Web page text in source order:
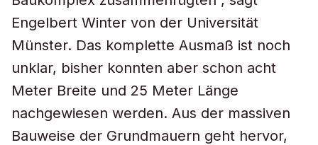
Engelbert Winter von der Universität
Münster. Das komplette Ausmaß ist noch
unklar, bisher konnten aber schon acht
Meter Breite und 25 Meter Länge
nachgewiesen werden. Aus der massiven
Bauweise der Grundmauern geht hervor,